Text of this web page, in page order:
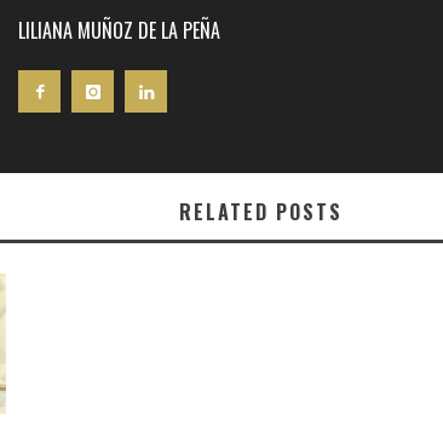
LILIANA MUÑOZ DE LA PEÑA
RELATED POSTS